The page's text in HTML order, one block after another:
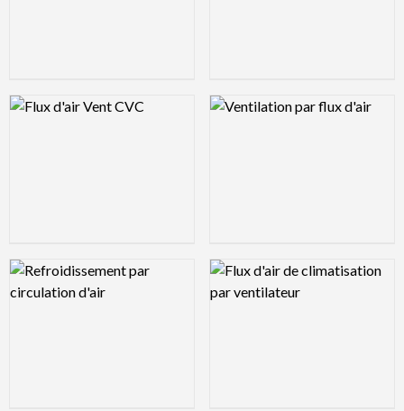
Logo Preview Image Logo Preview Image
Logo Preview Image Logo Preview Image